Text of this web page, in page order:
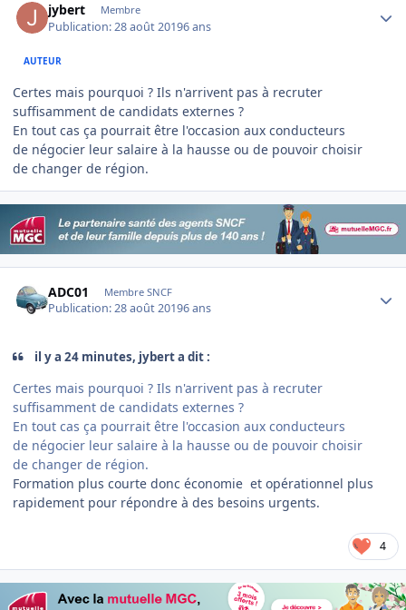
jybert Membre
Publication:28 août 20196 ans
AUTEUR
Certes mais pourquoi ? Ils n'arrivent pas à recruter
suffisamment de candidats externes ?
En tout cas ça pourrait être l'occasion aux conducteurs
de négocier leur salaire à la hausse ou de pouvoir choisir
de changer de région.
ADC01 Membre SNCF
Publication:28 août 20196 ans
il y a 24 minutes, jybert a dit :
Certes mais pourquoi ? Ils n'arrivent pas à recruter
suffisamment de candidats externes ?
En tout cas ça pourrait être l'occasion aux conducteurs
de négocier leur salaire à la hausse ou de pouvoir choisir
de changer de région.
Formation plus courte donc économie et opérationnel plus
rapidement pour répondre à des besoins urgents.
4